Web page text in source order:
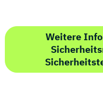
Erziehungsberatung
Eventmanagement
Existenzgründung
Experte interne
Baumanagement
Weitere